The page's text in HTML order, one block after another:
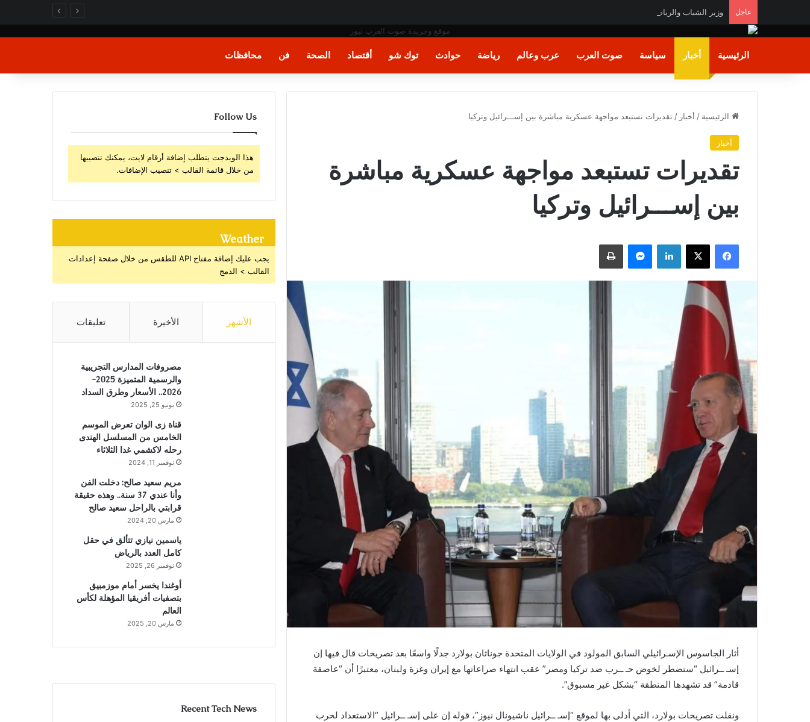
عاجل وزير الشباب والرياضة يشيد بالأداء البطولي لمنتخب ناشئات اليد في مونديال العالم
الرئيسية أخبار سياسة صوت العرب عرب وعالم رياضة حوادث توك شو أقتصاد الصحة فن محافظات
الرئيسية / أخبار / تقديرات تستبعد مواجهة عسكرية مباشرة بين إســـرائيل وتركيا
أخبار
تقديرات تستبعد مواجهة عسكرية مباشرة
بين إســـرائيل وتركيا
فيسبوك X لينكدإن ماسنجر طباعة
أثار الجاسوس الإسـرائيلي السابق المولود في الولايات المتحدة جوناثان بولارد جدلًا واسعًا بعد تصريحات قال فيها إن
إسـ ــرائيل “ستضطر لخوض حـ ــرب ضد تركيا ومصر” عقب انتهاء صراعاتها مع إيران وغزة ولبنان، معتبرًا أن “عاصفة
قادمة” قد تشهدها المنطقة “بشكل غير مسبوق”.
ونقلت تصريحات بولارد، التي أدلى بها لموقع “إسـ ــرائيل ناشيونال نيوز”، قوله إن على إسـ ــرائيل “الاستعداد لحرب
Follow Us
هذا الويدجت يتطلب إضافة أرقام لايت، يمكنك تنصيبها
من خلال قائمة القالب > تنصيب الإضافات.
Weather
يجب عليك إضافة مفتاح API للطقس من خلال صفحة إعدادات
القالب > الدمج
الأشهر الأخيرة تعليقات
مصروفات المدارس التجريبية
والرسمية المتميزة 2025-
2026.. الأسعار وطرق السداد
يونيو 25, 2025
قناة زى الوان تعرض الموسم
الخامس من المسلسل الهندى
رحله لاكشمي غدا الثلاثاء
نوفمبر 11, 2024
مريم سعيد صالح: دخلت الفن
وأنا عندي 37 سنة.. وهذه حقيقة
قرابتي بالراحل سعيد صالح
مارس 20, 2024
ياسمين نيازي تتألق في حقل
كامل العدد بالرياض
نوفمبر 26, 2025
أوغندا يخسر أمام موزمبيق
بتصفيات أفريقيا المؤهلة لكأس
العالم
مارس 20, 2025
Recent Tech News